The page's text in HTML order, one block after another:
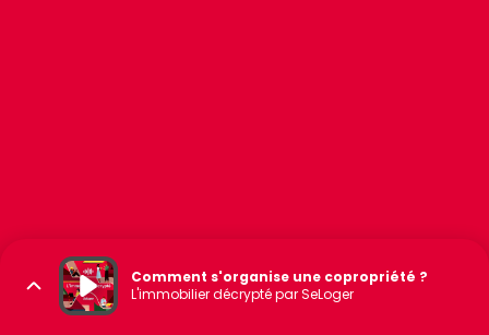
Comment s'organise une copropriété ?
L'immobilier décrypté par SeLoger